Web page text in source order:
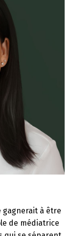
gagnerait à être
de médiatrice